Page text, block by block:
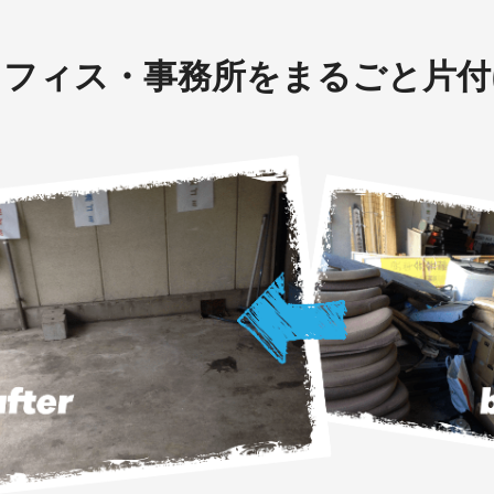
ィス・事務所をまるごと片